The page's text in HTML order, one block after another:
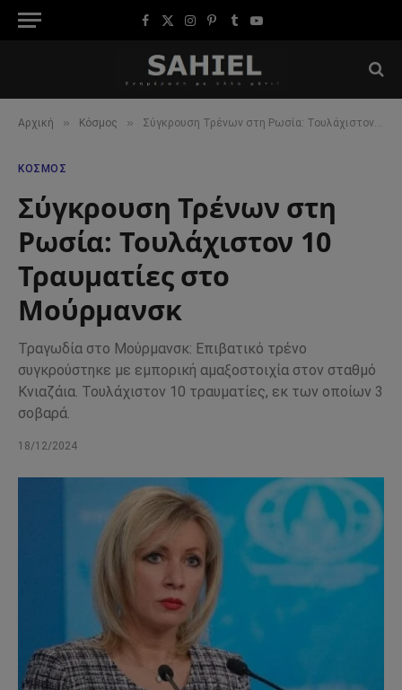
Facebook
X
Instagram
Pinterest
TumblrYouTube
Αρχική » Κόσμος » Σύγκρουση Τρένων στη Ρωσία: Τουλάχιστον 10 Τραυματίες στο Μούρμανσκ
ΚΌΣΜΟΣ
Σύγκρουση Τρένων στη
Ρωσία: Τουλάχιστον 10
Τραυματίες στο
Μούρμανσκ
Τραγωδία στο Μούρμανσκ: Επιβατικό τρένο
συγκρούστηκε με εμπορική αμαξοστοιχία στον σταθμό
Κνιαζάια. Τουλάχιστον 10 τραυματίες, εκ των οποίων 3
σοβαρά.
18/12/2024